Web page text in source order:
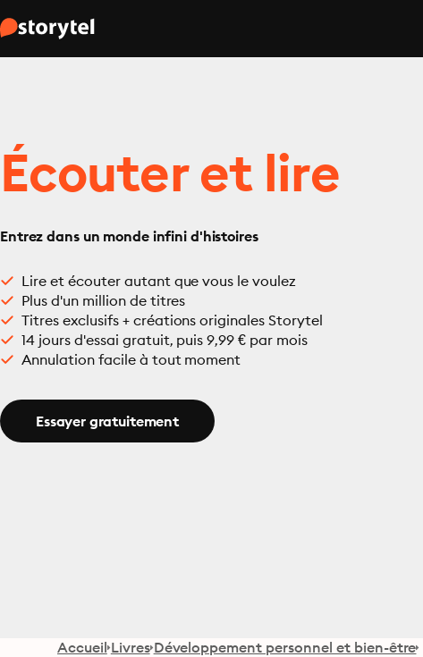
Écouter et lire
Entrez dans un monde infini d'histoires
Lire et écouter autant que vous le voulez
Plus d'un million de titres
Titres exclusifs + créations originales Storytel
14 jours d'essai gratuit, puis 9,99 € par mois
Annulation facile à tout moment
Essayer gratuitement
Accueil Livres Développement personnel et bien-être